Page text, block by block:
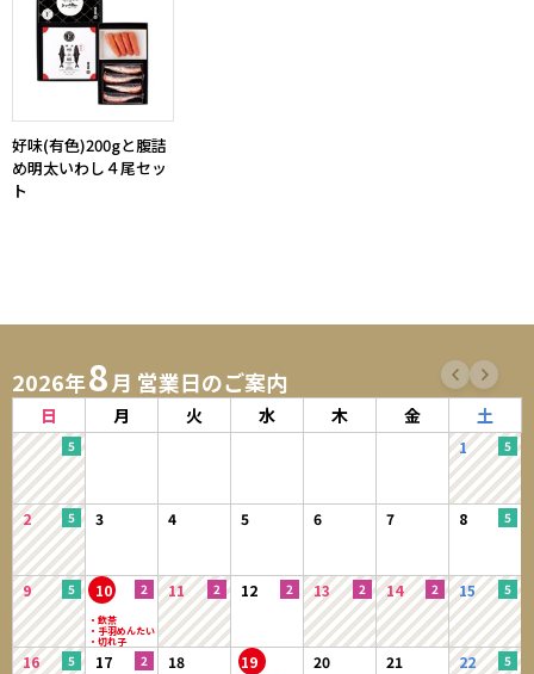
好味(有色)200gと腹詰
め明太いわし４尾セッ
ト
2026年8月 営業日のご案内
日 月 火 水 木 金 土
1
2 3 4 5 6 7 8
9 10 11 12 13 14 15
16 17 18 19 20 21 22